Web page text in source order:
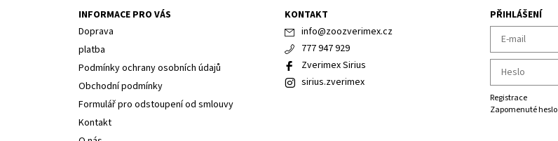
INFORMACE PRO VÁS
Doprava
platba
Podmínky ochrany osobních údajů
Obchodní podmínky
Formulář pro odstoupení od smlouvy
Kontakt
KONTAKT
info@zoozverimex.cz
777 947 929
Zverimex Sirius
sirius.zverimex
PŘIHLÁŠENÍ
Registrace
Zapomenuté heslo